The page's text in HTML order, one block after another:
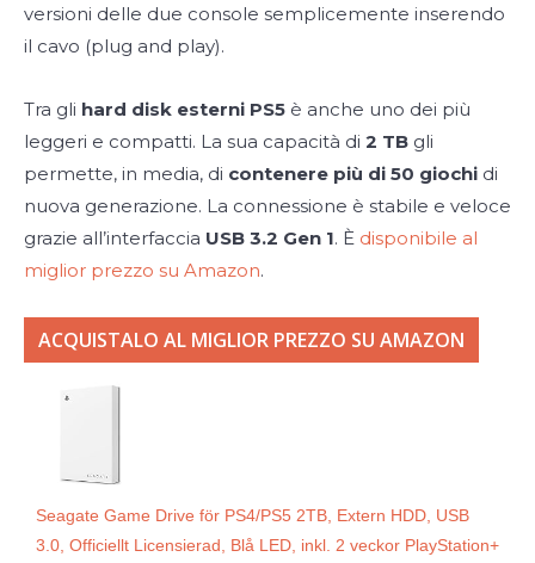
versioni delle due console semplicemente inserendo
il cavo (plug and play).
Tra gli hard disk esterni PS5 è anche uno dei più
leggeri e compatti. La sua capacità di 2 TB gli
permette, in media, di contenere più di 50 giochi di
nuova generazione. La connessione è stabile e veloce
grazie all’interfaccia USB 3.2 Gen 1. È disponibile al
miglior prezzo su Amazon.
ACQUISTALO AL MIGLIOR PREZZO SU AMAZON
Seagate Game Drive för PS4/PS5 2TB, Extern HDD, USB
3.0, Officiellt Licensierad, Blå LED, inkl. 2 veckor PlayStation+